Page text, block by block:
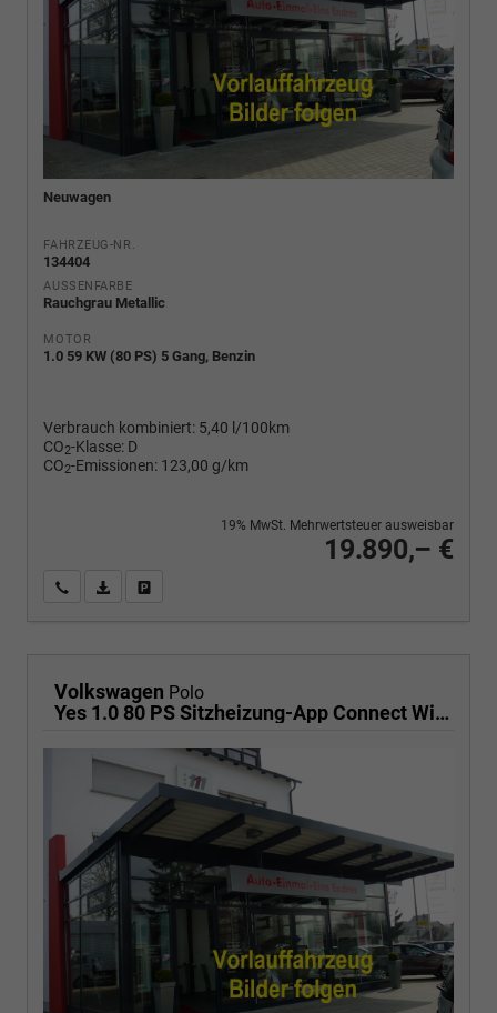
Neuwagen
FAHRZEUG-NR.
134404
AUSSENFARBE
Rauchgrau Metallic
MOTOR
1.0 59 KW (80 PS) 5 Gang, Benzin
Verbrauch kombiniert: 5,40 l/100km
CO2-Klasse: D
CO2-Emissionen: 123,00 g/km
19.890,– €
19% MwSt. Mehrwertsteuer ausweisbar
Wir rufen Sie anPDF-Fahrzeugexposé drucken
Volkswagen Polo
Yes 1.0 80 PS Sitzheizung-App Connect Wireless-Einparkhilfe-Klima-Sofort